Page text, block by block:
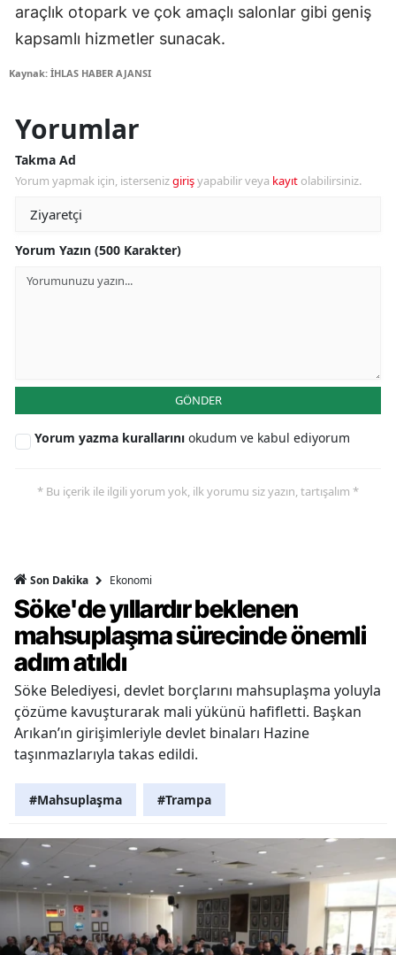
araçlık otopark ve çok amaçlı salonlar gibi geniş
kapsamlı hizmetler sunacak.
Kaynak: İHLAS HABER AJANSI
Yorumlar
Takma Ad
Yorum yapmak için, istersenizgirişyapabilir veya kayıt olabilirsiniz.
Yorum Yazın (500 Karakter)
GÖNDER
Yorum yazma kurallarını okudum ve kabul ediyorum
* Bu içerik ile ilgili yorum yok, ilk yorumu siz yazın, tartışalım *
Son Dakika Ekonomi
Söke'de yıllardır beklenen
mahsuplaşma sürecinde önemli
adım atıldı
Söke Belediyesi, devlet borçlarını mahsuplaşma yoluyla
çözüme kavuşturarak mali yükünü hafifletti. Başkan
Arıkan’ın girişimleriyle devlet binaları Hazine
taşınmazlarıyla takas edildi.
#Mahsuplaşma #Trampa